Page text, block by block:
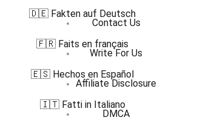
Contact Us
Write For Us
Affiliate Disclosure
DMCA
🇩🇪 Fakten auf Deutsch
🇫🇷 Faits en français
🇪🇸 Hechos en Español
🇮🇹 Fatti in Italiano